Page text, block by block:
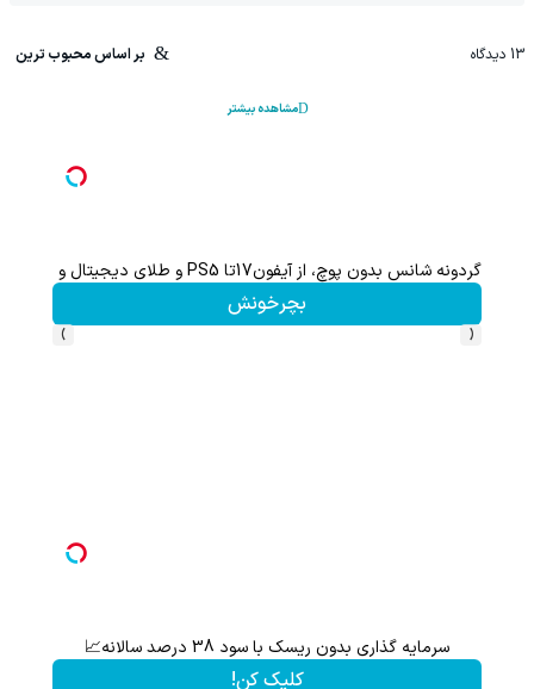
13 دیدگاه بر اساس محبوب ترین
مشاهده بیشتر
Image failed to load
گردونه شانس بدون پوچ، از آیفون17تا PS5 و طلای دیجیتال و دلار🔥
بچرخونش
‹
›
Image failed to load
سرمایه گذاری بدون ریسک با سود 38 درصد سالانه📈
کلیک کن!